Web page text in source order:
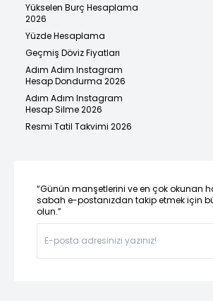
Yükselen Burç Hesaplama
2026
Yüzde Hesaplama
Geçmiş Döviz Fiyatları
Adım Adım Instagram
Hesap Dondurma 2026
Adım Adım Instagram
Hesap Silme 2026
Resmi Tatil Takvimi 2026
“Günün manşetlerini ve en çok okunan
sabah e-postanızdan takip etmek için
olun.”